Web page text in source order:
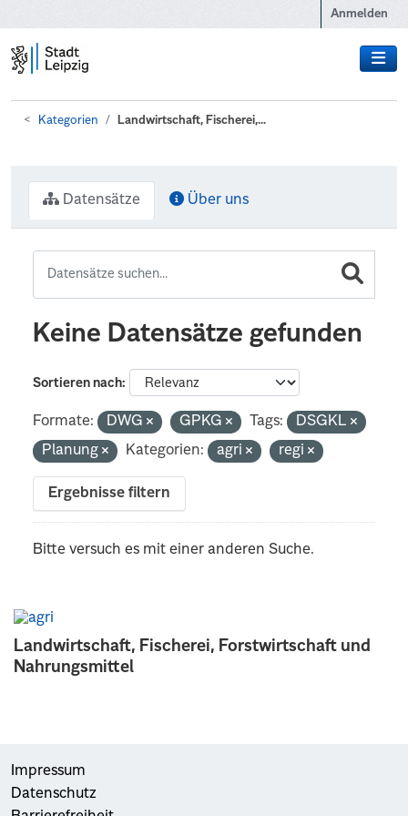
Anmelden
Kategorien Landwirtschaft, Fischerei,...
Landwirtschaft, Fischerei, Forstwirtschaft und
Nahrungsmittel
Datensätze Über uns
Keine Datensätze gefunden
Sortieren nach
Formate: DWG GPKG Tags:
DSGKL
Planung
Kategorien: agri regi
Ergebnisse filtern
Bitte versuch es mit einer anderen Suche.
Impressum
Datenschutz